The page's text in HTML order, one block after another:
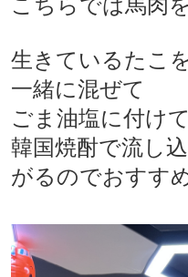
こちらでは馬肉
生きているたこ
一緒に混ぜて
ごま油塩に付け
韓国焼酎で流し
がるのでおすす